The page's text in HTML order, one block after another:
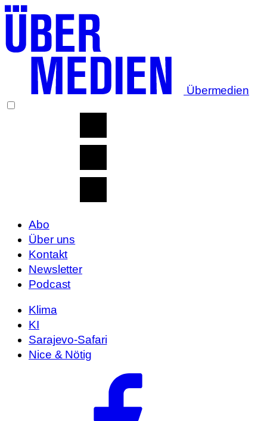
Übermedien
Abo
Über uns
Kontakt
Newsletter
Podcast
Klima
KI
Sarajevo-Safari
Nice & Nötig